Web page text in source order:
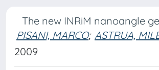
The new INRiM nanoangle
PISANI, MARCO; ASTRUA,
2009